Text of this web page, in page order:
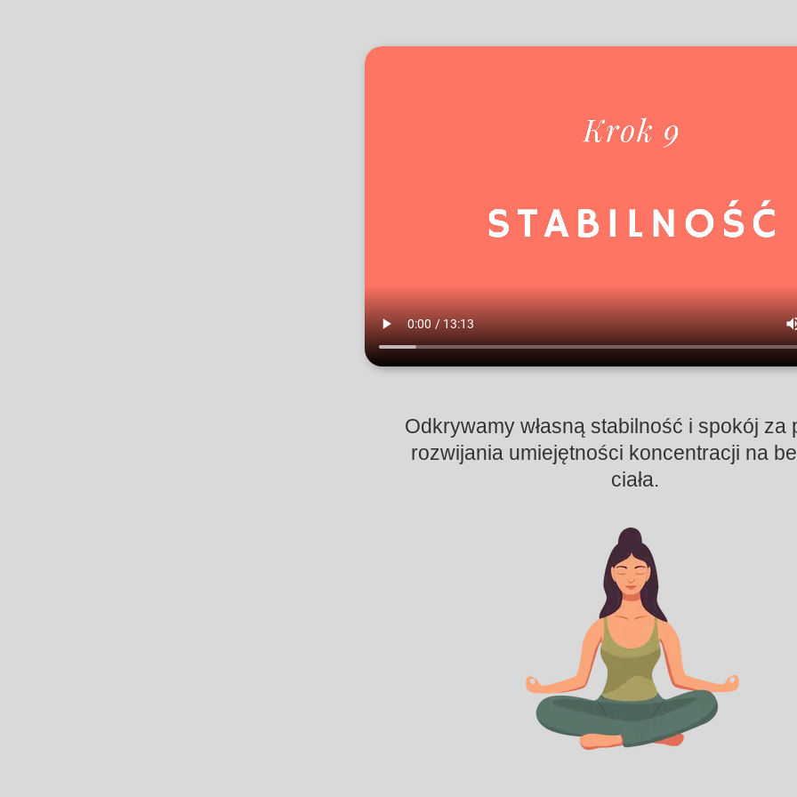
Odkrywamy własną stabilność i spokój za
rozwijania umiejętności koncentracji na
ciała.